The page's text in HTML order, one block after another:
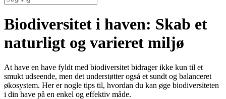
Biodiversitet i haven: Skab et
naturligt og varieret miljø
At have en have fyldt med biodiversitet bidrager ikke kun til et
smukt udseende, men det understøtter også et sundt og balanceret
økosystem. Her er nogle tips til, hvordan du kan øge biodiversiteten
i din have på en enkel og effektiv måde.